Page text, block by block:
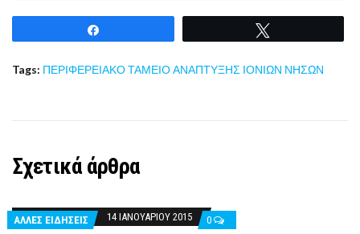
Tags: ΠΕΡΙΦΕΡΕΙΑΚΟ ΤΑΜΕΙΟ ΑΝΑΠΤΥΞΗΣ ΙΟΝΙΩΝ ΝΗΣΩΝ
Σχετικά άρθρα
ΑΛΛΕΣ ΕΙΔΗΣΕΙΣ 14 ΙΑΝΟΥΑΡΊΟΥ 2015 0